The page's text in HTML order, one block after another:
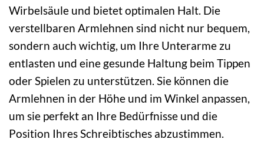
Wirbelsäule und bietet optimalen Halt. Die
verstellbaren Armlehnen sind nicht nur bequem,
sondern auch wichtig, um Ihre Unterarme zu
entlasten und eine gesunde Haltung beim Tippen
oder Spielen zu unterstützen. Sie können die
Armlehnen in der Höhe und im Winkel anpassen,
um sie perfekt an Ihre Bedürfnisse und die
Position Ihres Schreibtisches abzustimmen.